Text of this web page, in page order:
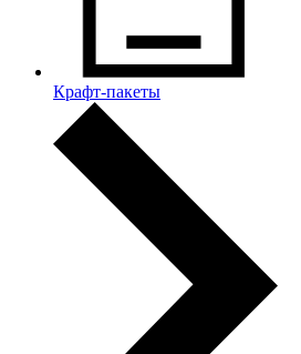
Крафт-пакеты